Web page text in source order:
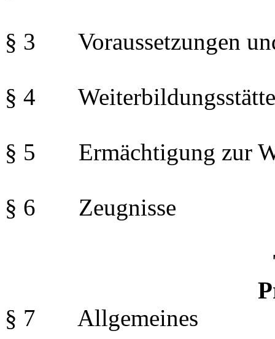
§ 3 Voraussetzungen
§ 4
§ 5 Ermächtigung zur
§ 6 Zeugnisse
§ 7 Allgemeines